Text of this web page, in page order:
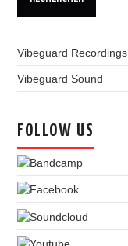
Vibeguard Recordings
Vibeguard Sound
FOLLOW US